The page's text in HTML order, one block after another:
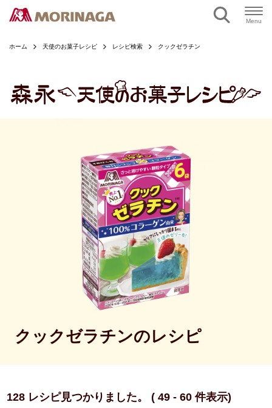
Menu
ホーム 天使のお菓子レシピ レシピ検索 クックゼラチン
クックゼラチンのレシピ
128 レシピ見つかりました。 ( 49 - 60 件表示)